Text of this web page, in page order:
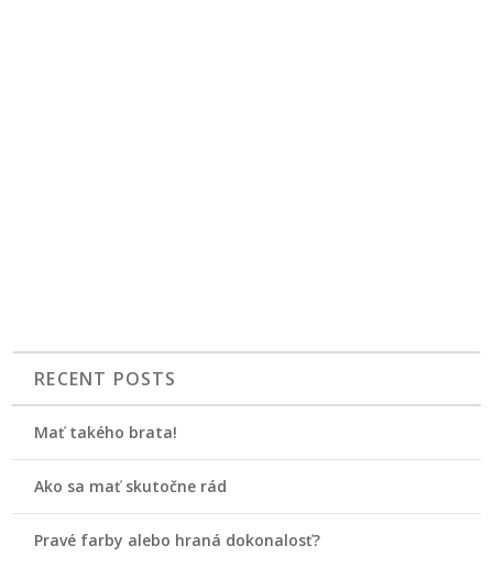
RECENT POSTS
Mať takého brata!
Ako sa mať skutočne rád
Pravé farby alebo hraná dokonalosť?